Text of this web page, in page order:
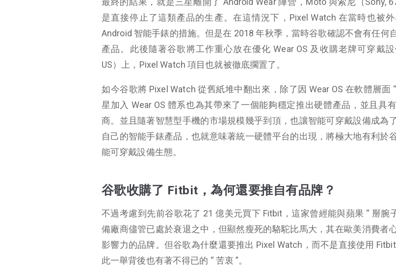
是直接停止了這類產品的生產。在這情況下，Pixel Watch 在當時也被
Android 智能手錶的措施。但是在 2018 年秋季，當時谷歌確認不會有任何
產品。此後隨著谷歌將工作重心放在優化 Wear OS 及收購老牌可穿戴
US）上，Pixel Watch 項目也就被徹底擱置了。
如今谷歌將 Pixel Watch 從舊紙堆中翻出來，除了因 Wear OS 在軟體層面
星加入 Wear OS 體系也為其帶來了一個能夠穩定推出硬體產品，並且具
商。並且隨著智慧型手機的市場規模幾乎到頂，也讓智能可穿戴設備成為
自己的智能手錶產品，也就意味著統一硬體平台的出現，將極大地有利於
能可穿戴設備生態。
谷歌收購了 Fitbit，為何還要推自有品牌？
不過考慮到先前谷歌花了 21 億美元買下 Fitbit，這家曾經能與蘋果 “ 掰腕
備廠商儘管已處於衰退之中，但顯然瘦死的駱駝比馬大，其在歐美消費者
影響力的品牌。但谷歌為什麼還要推出 Pixel Watch，而不是直接使用
此一舉背後也有著不得已的 “ 苦衷 ”。